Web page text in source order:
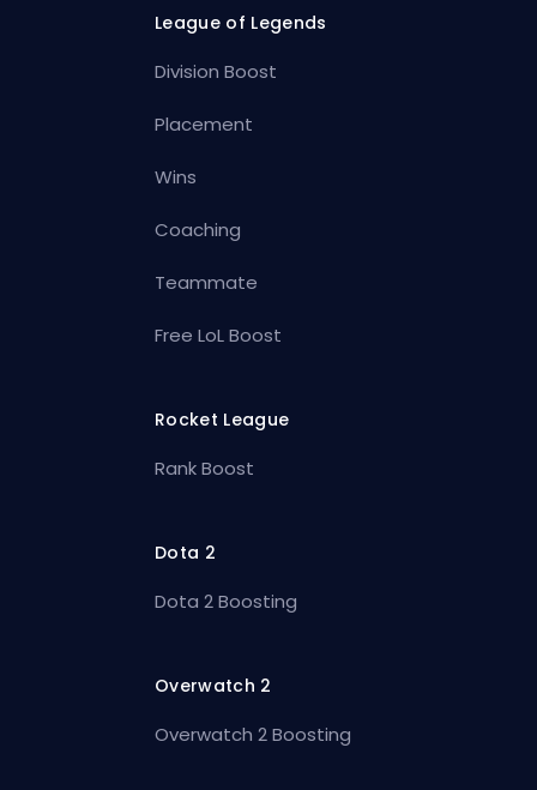
League of Legends
Division Boost
Placement
Wins
Coaching
Teammate
Free LoL Boost
Rocket League
Rank Boost
Dota 2
Dota 2 Boosting
Overwatch 2
Overwatch 2 Boosting